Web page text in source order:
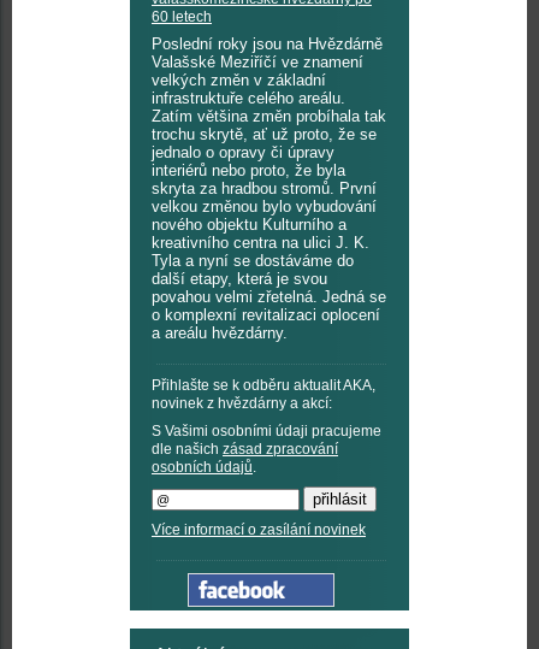
60 letech
Poslední roky jsou na Hvězdárně
Valašské Meziříčí ve znamení
velkých změn v základní
infrastruktuře celého areálu.
Zatím většina změn probíhala tak
trochu skrytě, ať už proto, že se
jednalo o opravy či úpravy
interiérů nebo proto, že byla
skryta za hradbou stromů. První
velkou změnou bylo vybudování
nového objektu Kulturního a
kreativního centra na ulici J. K.
Tyla a nyní se dostáváme do
další etapy, která je svou
povahou velmi zřetelná. Jedná se
o komplexní revitalizaci oplocení
a areálu hvězdárny.
Přihlašte se k odběru aktualit AKA,
novinek z hvězdárny a akcí:
S Vašimi osobními údaji pracujeme
dle našich zásad zpracování
osobních údajů.
Více informací o zasílání novinek